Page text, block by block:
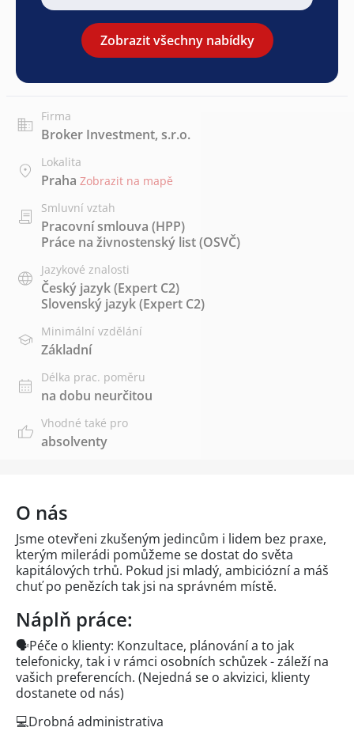
Zobrazit všechny nabídky
Firma
Broker Investment, s.r.o.
Lokalita
Praha Zobrazit na mapě
Smluvní vztah
Pracovní smlouva (HPP)
Práce na živnostenský list (OSVČ)
Jazykové znalosti
Český jazyk(Expert C2)
Slovenský jazyk(Expert C2)
Minimální vzdělání
Základní
Délka prac. poměru
na dobu neurčitou
Vhodné také pro
absolventy
O nás
Jsme otevřeni zkušeným jedincům i lidem bez praxe,
kterým milerádi pomůžeme se dostat do světa
kapitálových trhů. Pokud jsi mladý, ambiciózní a máš
chuť po penězích tak jsi na správném místě.
Náplň práce:
🗣️Péče o klienty: Konzultace, plánování a to jak
telefonicky, tak i v rámci osobních schůzek - záleží na
vašich preferencích. (Nejedná se o akvizici, klienty
dostanete od nás)
💻Drobná administrativa